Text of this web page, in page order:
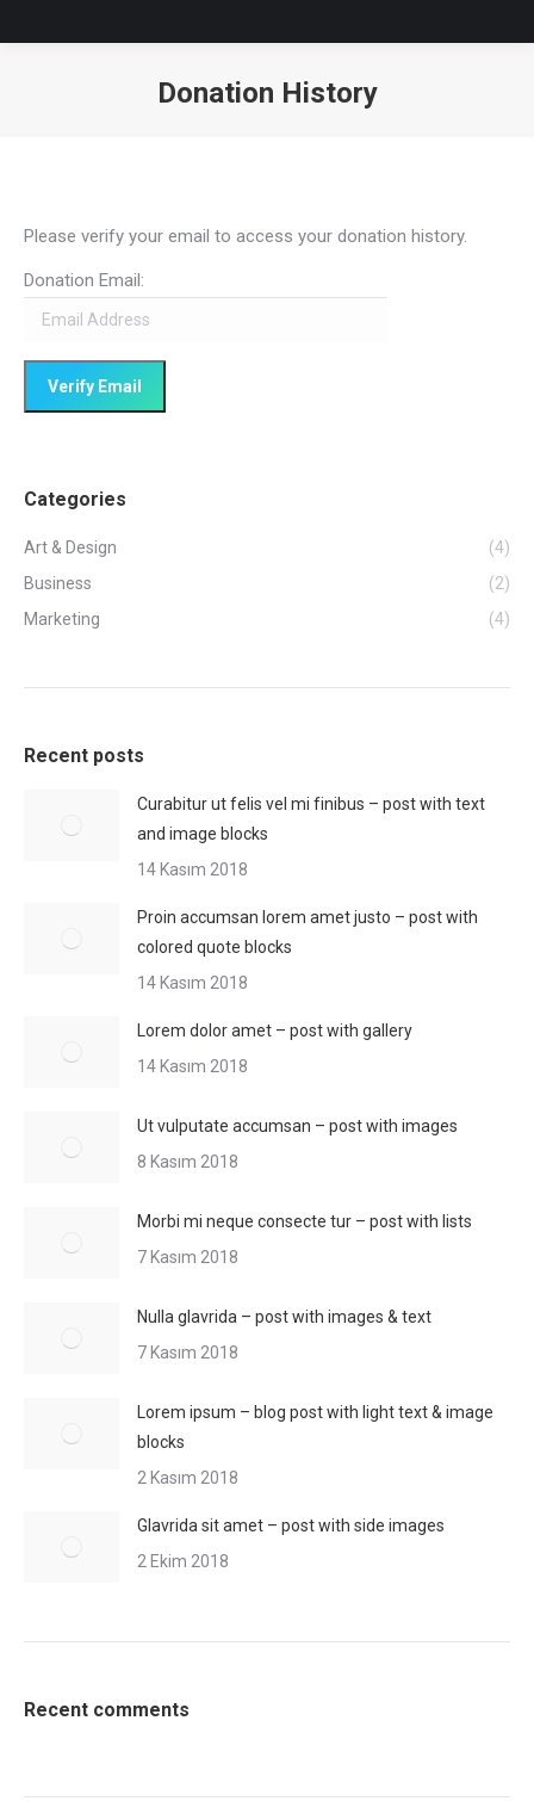
Donation History
Please verify your email to access your donation history.
Donation Email:
Categories
Art & Design
(4)
Business
(2)
Marketing
(4)
Recent posts
Curabitur ut felis vel mi finibus – post with text
and image blocks
14 Kasım 2018
Proin accumsan lorem amet justo – post with
colored quote blocks
14 Kasım 2018
Lorem dolor amet – post with gallery
14 Kasım 2018
Ut vulputate accumsan – post with images
8 Kasım 2018
Morbi mi neque consecte tur – post with lists
7 Kasım 2018
Nulla glavrida – post with images & text
7 Kasım 2018
Lorem ipsum – blog post with light text & image
blocks
2 Kasım 2018
Glavrida sit amet – post with side images
2 Ekim 2018
Recent comments